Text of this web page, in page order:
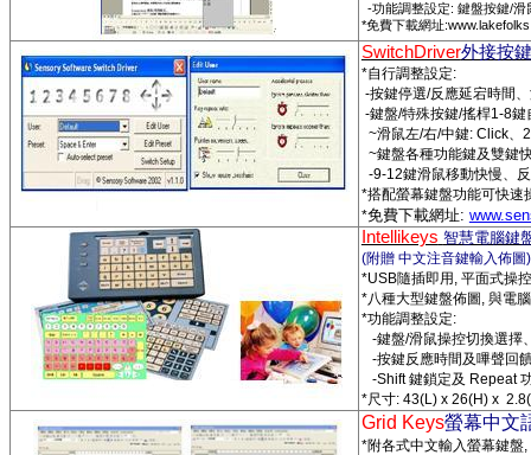
-功能調整設定:鍵盤按鍵/滑
*免費下載網址
SwitchDriver外接按鍵
*自行調整設定:
-按鍵停選/反應延宕時間
-鍵盤/特殊按鍵/搖桿1-8鍵
~滑鼠左/右/中鍵: Click、
~鍵盤各種功能鍵及雙鍵
-9-12鍵滑鼠移動快慢、
*搭配螢幕鍵盤功能可快速
*免費下載網址:
Intellikeys 智慧電腦鍵
(附贈 中文注音鍵輸入佈圖)
*USB隨插即用 , 平面式操
*八種大型鍵盤佈圖 , 與電
*功能調整設定:
-鍵盤/滑鼠操控切換選擇
-按鍵反應時間及嗶聲回
-Shift鍵鎖定及 Repeat
*尺寸: 43(L)x 26(H) x
Grid Keys螢幕中文
*附各式中文輸入螢幕鍵盤,